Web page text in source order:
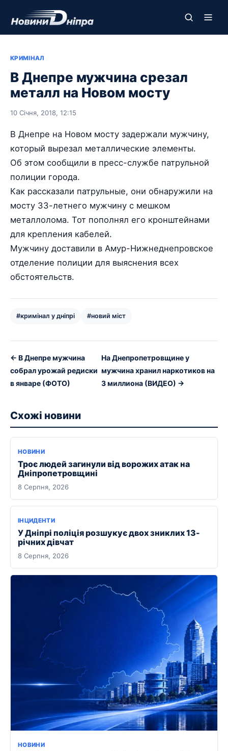
КРИМІНАЛ
В Днепре мужчина срезал
металл на Новом мосту
10 Січня, 2018, 12:15
В Днепре на Новом мосту задержали мужчину,
который вырезал металлические элементы.
Об этом сообщили в пресс-службе патрульной
полиции города.
Как рассказали патрульные, они обнаружили на
мосту 33-летнего мужчину с мешком
металлолома. Тот пополнял его кронштейнами
для крепления кабелей.
Мужчину доставили в Амур-Нижнеднепровское
отделение полиции для выяснения всех
обстоятельств.
#кримінал у дніпрі #новий міст
← В Днепре мужчина
собрал урожай редиски
в январе (ФОТО)
На Днепропетровщине у
мужчина хранил наркотиков на
3 миллиона (ВИДЕО) →
Схожі новини
НОВИНИ
Троє людей загинули від ворожих атак на
Дніпропетровщині
8 Серпня, 2026
ІНЦИДЕНТИ
У Дніпрі поліція розшукує двох зниклих 13-
річних дівчат
8 Серпня, 2026
НОВИНИ